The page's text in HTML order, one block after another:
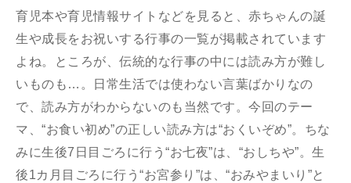
育児本や育児情報サイトなどを見ると、赤ちゃんの誕
生や成長をお祝いする行事の一覧が掲載されています
よね。ところが、伝統的な行事の中には読み方が難し
いものも…。日常生活では使わない言葉ばかりなの
で、読み方がわからないのも当然です。今回のテー
マ、“お食い初め”の正しい読み方は“おくいぞめ”。ちな
みに生後7日目ごろに行う“お七夜”は、“おしちや”。生
後1カ月目ごろに行う“お宮参り”は、“おみやまいり”と